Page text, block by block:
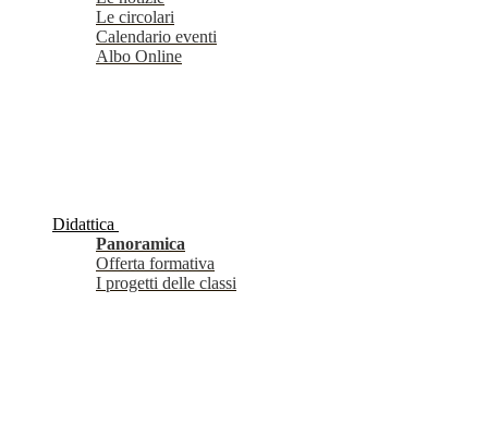
Le circolari
Calendario eventi
Albo Online
Didattica
Panoramica
Offerta formativa
I progetti delle classi